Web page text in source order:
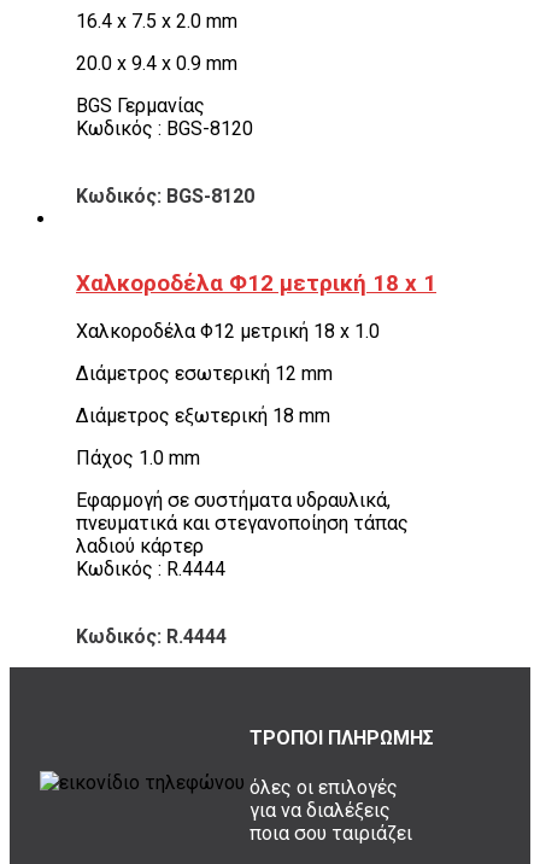
16.4 x 7.5 x 2.0 mm
20.0 x 9.4 x 0.9 mm
BGS Γερμανίας
Κωδικός : BGS-8120
Κωδικός: BGS-8120
Χαλκοροδέλα Φ12 μετρική 18 x 1
Χαλκοροδέλα Φ12 μετρική 18 x 1.0
Διάμετρος εσωτερική 12 mm
Διάμετρος εξωτερική 18 mm
Πάχος 1.0 mm
Εφαρμογή σε συστήματα υδραυλικά,
πνευματικά και στεγανοποίηση τάπας
λαδιού κάρτερ
Κωδικός : R.4444
Κωδικός: R.4444
ΤΡΟΠΟΙ ΠΛΗΡΩΜΗΣ
όλες οι επιλογές
για να διαλέξεις
ποια σου ταιριάζει